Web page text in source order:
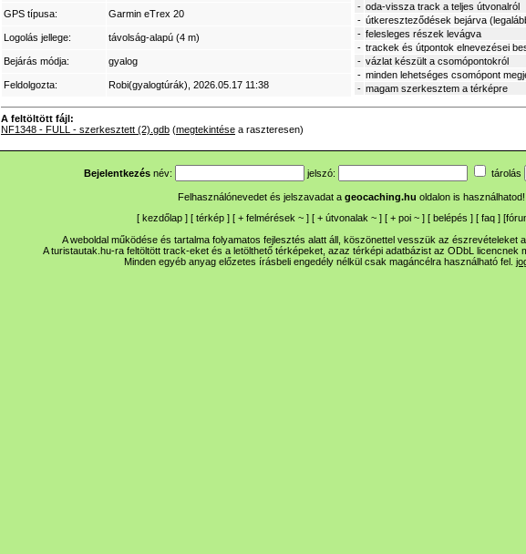
- oda-vissza track a teljes útvonalról
- útkereszteződések bejárva
- felesleges részek levágva
- trackek és útpontok elnevezései
- vázlat készült a csomópontokról
- minden lehetséges csomópont
- magam szerkesztem a térképre
GPS típusa: Garmin eTrex 20
Logolás jellege: távolság-alapú (4 m)
Bejárás módja: gyalog
Feldolgozta: Robi(gyalogtúrák) , 2026.05.17 11:38
A feltöltött fájl:
NF1348 - FULL - szerkesztett (2).gdb (megtekintése a raszteresen)
Bejelentkezés név: jelszó: tárolás
Felhasználónevedet és jelszavadat a geocaching.hu oldalon is használhatod!
[ kezdőlap ] [ térkép ] [ + felmérések ~ ] [ + útvonalak ~ ] [ + poi ~ ] [ belépés ] [ faq ] [
A weboldal működése és tartalma folyamatos fejlesztés alatt áll, köszönettel vesszük az észrevételeket a
A turistautak.hu-ra feltöltött track-eket és a letölthető térképeket, azaz térképi adatbázist az ODbL licencnek
Minden egyéb anyag előzetes írásbeli engedély nélkül csak magáncélra használható fel.